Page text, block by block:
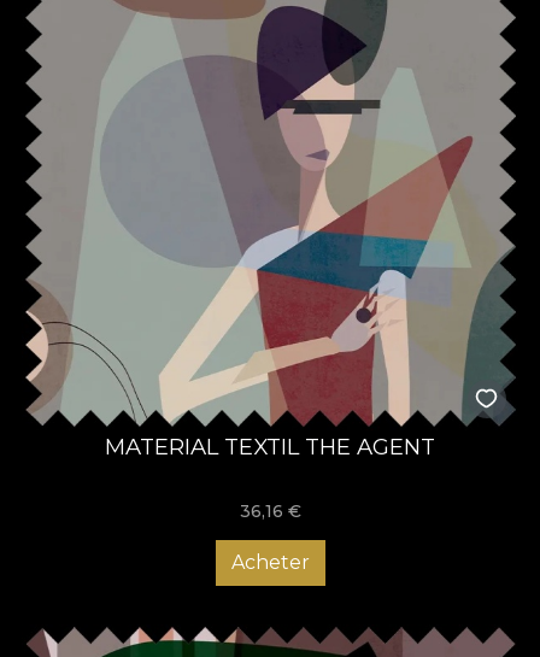
MATERIAL TEXTIL THE AGENT
36,16 €
Acheter